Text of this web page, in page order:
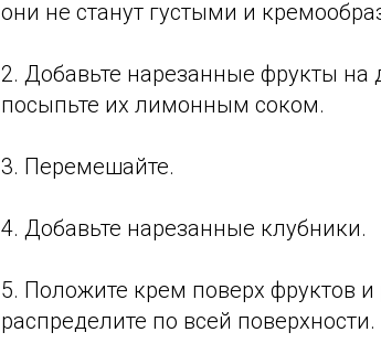
они не станут густыми и
2. Добавьте нарезанные фрукты
посыпьте их лимонным соком.
3. Перемешайте.
4. Добавьте нарезанные клубники.
5. Положите крем поверх фруктов
распределите по всей поверхности.